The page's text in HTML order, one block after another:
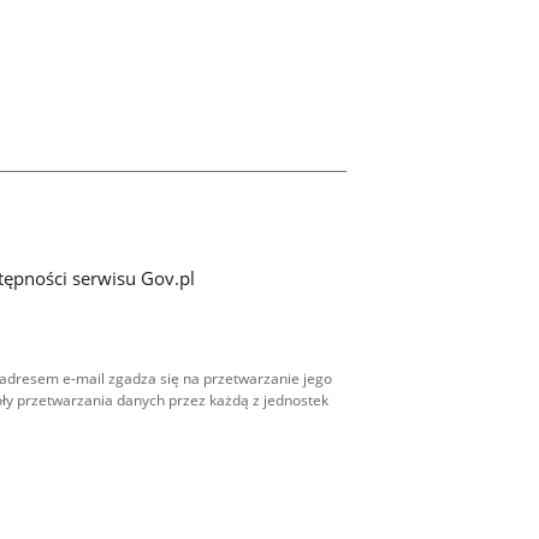
serwisu Gov.pl
e-mail zgadza się na przetwarzanie jego
przetwarzania danych przez każdą z jednostek